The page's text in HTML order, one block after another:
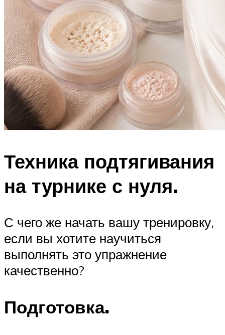
Техника подтягивания
на турнике с нуля.
С чего же начать вашу тренировку,
если вы хотите научиться
выполнять это упражнение
качественно?
Подготовка.